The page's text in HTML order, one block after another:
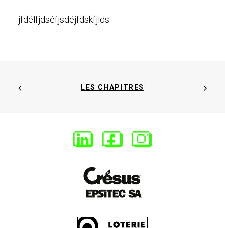
jfdélfjdséfjsdéjfdskfjlds
LES CHAPITRES